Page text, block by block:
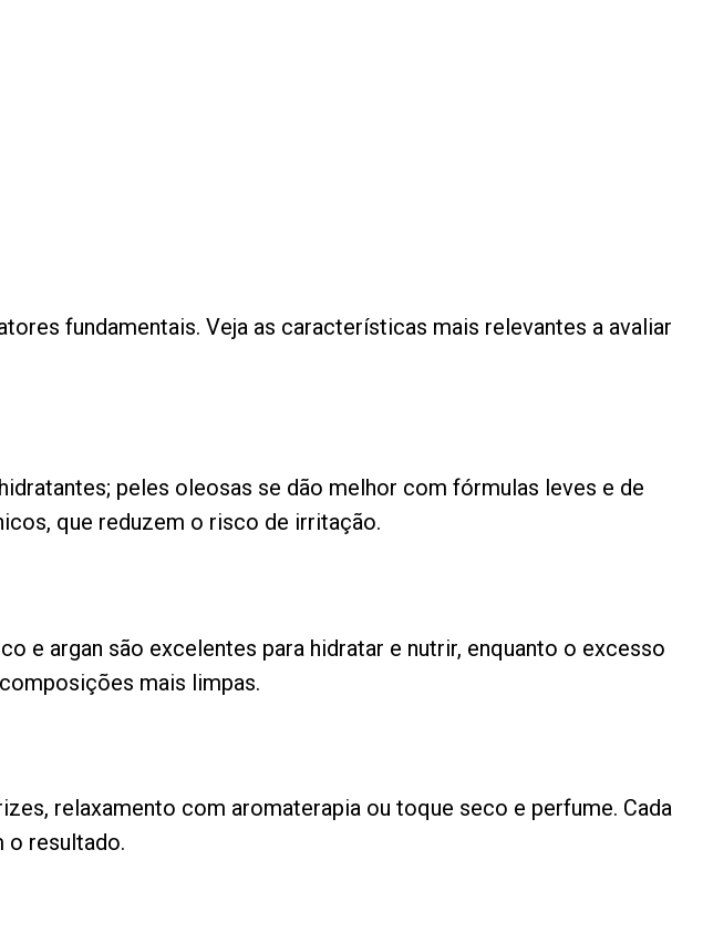
fundamentais. Veja as características mais relevantes a avaliar
peles oleosas se dão melhor com fórmulas leves e de
que reduzem o risco de irritação.
e argan são excelentes para hidratar e nutrir, enquanto o excesso
mais limpas.
relaxamento com aromaterapia ou toque seco e perfume. Cada
o resultado.